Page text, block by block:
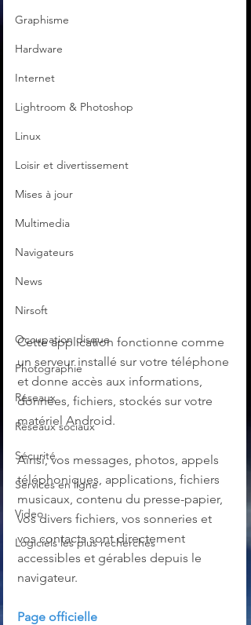
Graphisme
Hardware
Internet
Lightroom & Photoshop
Linux
Loisir et divertissement
Mises à jour
Multimedia
Navigateurs
News
Nirsoft
Occupation disque
Photographie
Réseaux
Réseaux sociaux
Sécurité
Services en ligne
Video
Logiciels les plus recherchés
Cette application fonctionne comme
un serveur installé sur votre téléphone
et donne accès aux informations,
données, fichiers, stockés sur votre
matériel Android.
Ainsi, vos messages, photos, appels
téléphoniques, applications, fichiers
musicaux, contenu du presse-papier,
vos divers fichiers, vos sonneries et
vos contacts sont directement
accessibles et gérables depuis le
navigateur.
Page officielle